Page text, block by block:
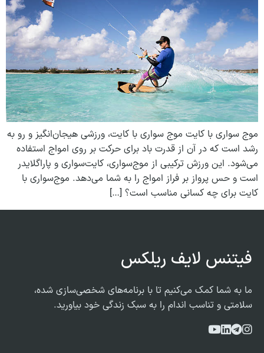
موج‌ سواری با کایت موج‌ سواری با کایت، ورزشی هیجان‌انگیز و رو به
رشد است که در آن از قدرت باد برای حرکت بر روی امواج استفاده
می‌شود. این ورزش ترکیبی از موج‌سواری، کایت‌سواری و پاراگلایدر
است و حس پرواز بر فراز امواج را به شما می‌دهد. موج‌سواری با
کایت برای چه کسانی مناسب است؟ […]
فیتنس لایف ریلکس
ما به شما کمک می‌کنیم تا با برنامه‌های شخصی‌سازی شده،
سلامتی و تناسب اندام را به سبک زندگی خود بیاورید.